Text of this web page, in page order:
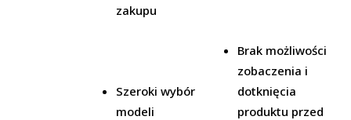
zakupu
Szeroki wybór
modeli
Brak możliwości
zobaczenia i
dotknięcia
produktu przed